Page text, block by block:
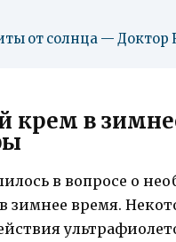
от солнца — Доктор
крем в
в вопросе о
зимнее время.